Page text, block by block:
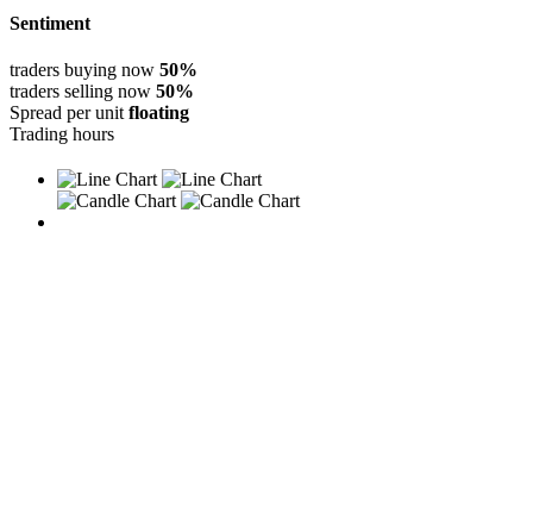
Sentiment
traders buying now 50%
traders selling now 50%
Spread per unit floating
Trading hours